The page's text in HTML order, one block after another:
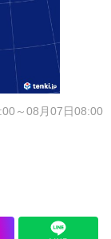
～08月07日08:00